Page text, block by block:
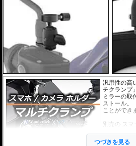
汎用性の高
チクランプ
ミラーの取
ストール。
ことができ
別売の
ス
スマートに
つづきを見る